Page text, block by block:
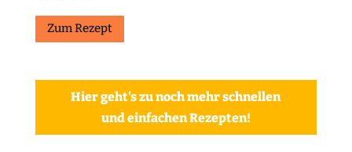
Zum Rezept
Hier geht's zu noch mehr schnellen
und einfachen Rezepten!